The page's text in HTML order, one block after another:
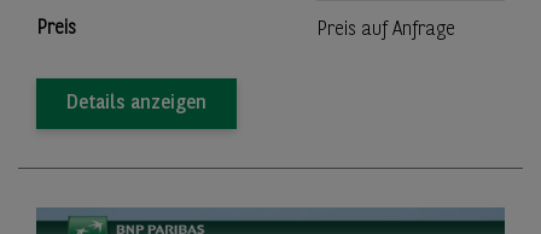
Preis Preis auf Anfrage
Details anzeigen